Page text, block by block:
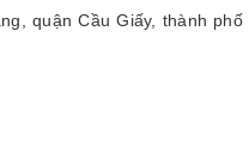
quận Cầu Giấy, thành phố